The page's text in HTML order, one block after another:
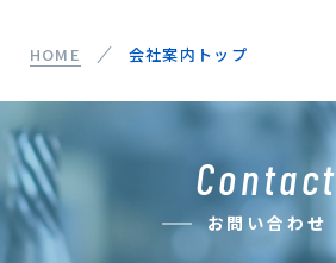
HOME 会社案内トップ
Contact
お問い合わせ